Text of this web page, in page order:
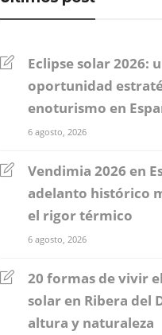
Eclipse solar 2026:
oportunidad
enoturismo en
6 agosto, 2026
Vendimia 2026 en
adelanto histórico
el rigor térmico
6 agosto, 2026
20 formas de vivir
solar en Ribera del
altura y naturaleza